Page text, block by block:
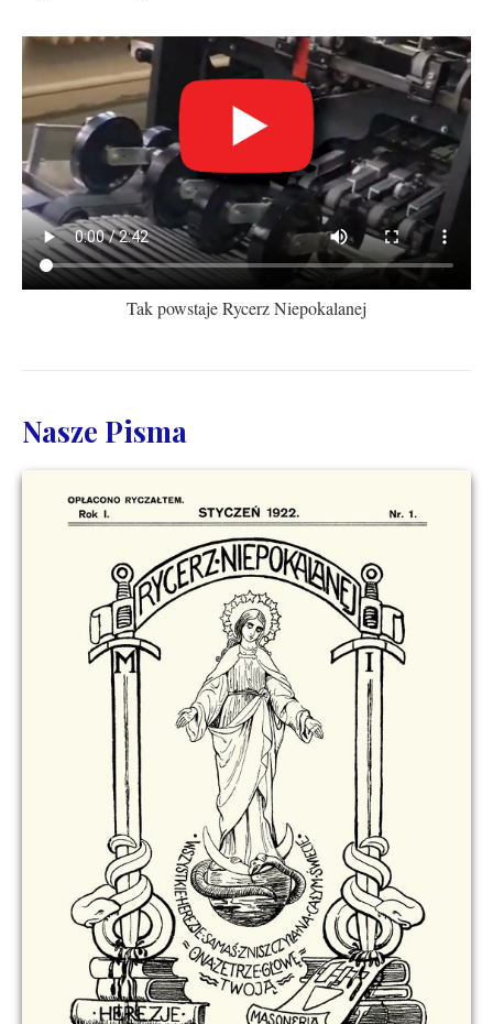
Tak powstaje Rycerz Niepokalanej
Nasze Pisma